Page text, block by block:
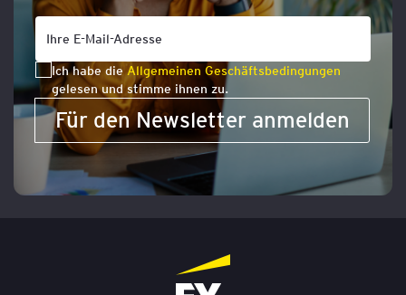
Ich habe dieAllgemeinen Geschäftsbedingungen
gelesen und stimme ihnen zu.
Für den Newsletter anmelden